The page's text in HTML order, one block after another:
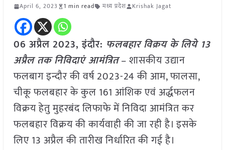
April 6, 2023 1 min read मध्य प्रदेश Krishak Jagat
06 अप्रैल 2023, इंदौर: फलबहार विक्रय के लिये 13
अप्रैल तक निविदाएं आमंत्रित– शासकीय उद्यान
फलबाग इन्दौर की वर्ष 2023-24 की आम, फालसा,
चीकू फलबहार के कुल 161 आंशिक एवं अर्द्धफलन
विक्रय हेतु मुहरबंद लिफाफे में निविदा आमंत्रित कर
फलबहार विक्रय की कार्यवाही की जा रही है। इसके
लिए 13 अप्रैल की तारीख निर्धारित की गई है।